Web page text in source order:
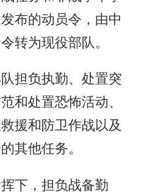
布的动员令，由中
转为现役部队。
担负执勤、处置突
和处置恐怖活动、
援和防卫作战以及
其他任务。
下，担负战备勤